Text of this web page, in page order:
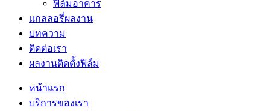
ฟิล์มอาคาร
แกลลอรี่ผลงาน
บทความ
ติดต่อเรา
ผลงานติดตั้งฟิล์ม
หน้าแรก
บริการของเรา